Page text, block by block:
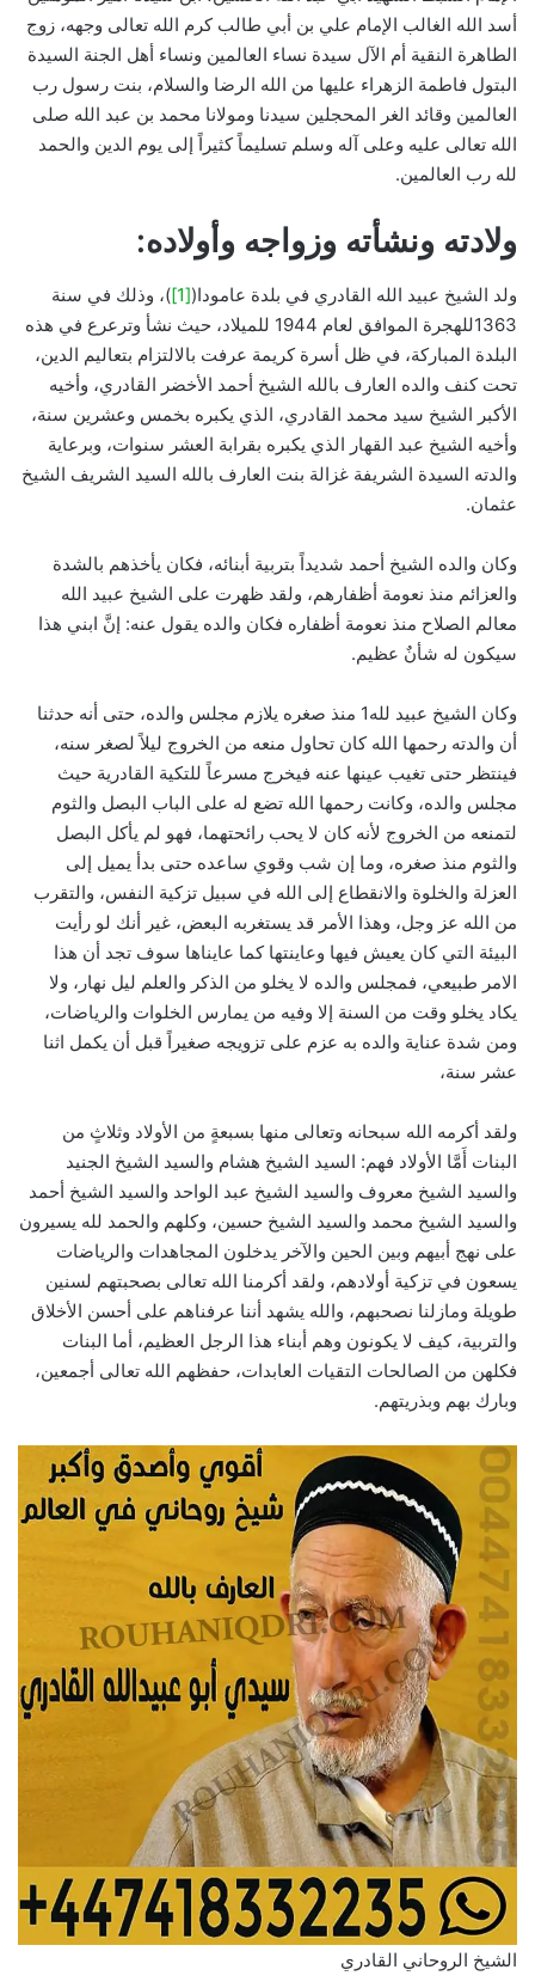
أسد الله الغالب الإمام علي بن أبي طالب كرم الله تعالى وجهه، زوج
الطاهرة النقية أم الآل سيدة نساء العالمين ونساء أهل الجنة السيدة
البتول فاطمة الزهراء عليها من الله الرضا والسلام، بنت رسول رب
العالمين وقائد الغر المحجلين سيدنا ومولانا محمد بن عبد الله صلى
الله تعالى عليه وعلى آله وسلم تسليماً كثيراً إلى يوم الدين والحمد
لله رب العالمين.
ولادته ونشأته وزواجه وأولاده:
ولد الشيخ عبيد الله القادري في بلدة عامودا([1]
)، وذلك في سنة
1363للهجرة الموافق لعام 1944 للميلاد، حيث نشأ وترعرع في هذه
البلدة المباركة، في ظل أسرة كريمة عرفت بالالتزام بتعاليم الدين،
تحت كنف والده العارف بالله الشيخ أحمد الأخضر القادري، وأخيه
الأكبر الشيخ سيد محمد القادري، الذي يكبره بخمس وعشرين سنة،
وأخيه الشيخ عبد القهار الذي يكبره بقرابة العشر سنوات، وبرعاية
والدته السيدة الشريفة غزالة بنت العارف بالله السيد الشريف الشيخ
عثمان.
وكان والده الشيخ أحمد شديداً بتربية أبنائه، فكان يأخذهم بالشدة
والعزائم منذ نعومة أظفارهم، ولقد ظهرت على الشيخ عبيد الله
معالم الصلاح منذ نعومة أظفاره فكان والده يقول عنه: إنَّ ابني هذا
سيكون له شأنٌ عظيم.
وكان الشيخ عبيد لله1 منذ صغره يلازم مجلس والده، حتى أنه حدثنا
أن والدته رحمها الله كان تحاول منعه من الخروج ليلاً لصغر سنه،
فينتظر حتى تغيب عينها عنه فيخرج مسرعاً للتكية القادرية حيث
مجلس والده، وكانت رحمها الله تضع له على الباب البصل والثوم
لتمنعه من الخروج لأنه كان لا يحب رائحتهما، فهو لم يأكل البصل
والثوم منذ صغره، وما إن شب وقوي ساعده حتى بدأ يميل إلى
العزلة والخلوة والانقطاع إلى الله في سبيل تزكية النفس، والتقرب
من الله عز وجل، وهذا الأمر قد يستغربه البعض، غير أنك لو رأيت
البيئة التي كان يعيش فيها وعاينتها كما عايناها سوف تجد أن هذا
الامر طبيعي، فمجلس والده لا يخلو من الذكر والعلم ليل نهار، ولا
يكاد يخلو وقت من السنة إلا وفيه من يمارس الخلوات والرياضات،
ومن شدة عناية والده به عزم على تزويجه صغيراً قبل أن يكمل اثنا
عشر سنة،
ولقد أكرمه الله سبحانه وتعالى منها بسبعةٍ من الأولاد وثلاثٍ من
البنات أَمَّا الأولاد فهم: السيد الشيخ هشام والسيد الشيخ الجنيد
والسيد الشيخ معروف والسيد الشيخ عبد الواحد والسيد الشيخ أحمد
والسيد الشيخ محمد والسيد الشيخ حسين، وكلهم والحمد لله يسيرون
على نهج أبيهم وبين الحين والآخر يدخلون المجاهدات والرياضات
يسعون في تزكية أولادهم، ولقد أكرمنا الله تعالى بصحبتهم لسنين
طويلة ومازلنا نصحبهم، والله يشهد أننا عرفناهم على أحسن الأخلاق
والتربية، كيف لا يكونون وهم أبناء هذا الرجل العظيم، أما البنات
فكلهن من الصالحات التقيات العابدات، حفظهم الله تعالى أجمعين،
وبارك بهم وبذريتهم.
الشيخ الروحاني القادري